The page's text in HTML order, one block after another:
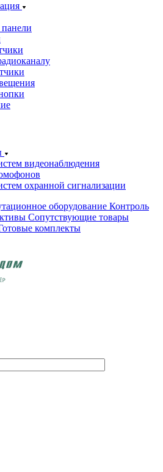
видеонаблюдения
охранной сигнализации
оборудование Контроль
Сопутствующие товары
комплекты